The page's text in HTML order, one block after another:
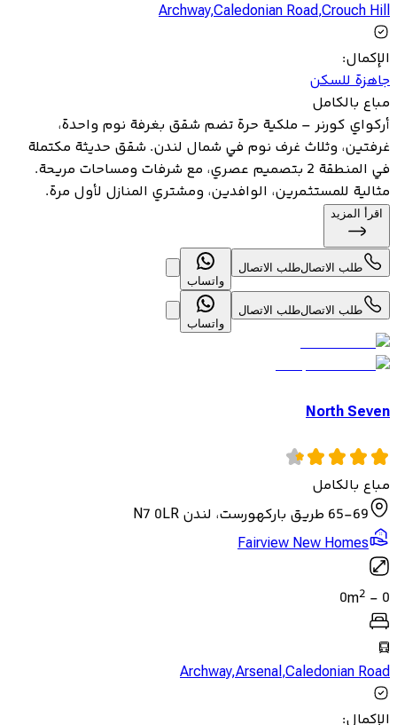
Archway,Caledonian Road,Crouch Hill
الإكمال:
جاهزة للسكن
مباع بالكامل
أركواي كورنر – ملكية حرة تضم شقق بغرفة نوم واحدة،
غرفتين، وثلاث غرف نوم في شمال لندن. شقق حديثة مكتملة
في المنطقة 2 بتصميم عصري، مع شرفات ومساحات مريحة.
مثالية للمستثمرين، الوافدين، ومشتري المنازل لأول مرة.
اقرأ المزيد
طلب الاتصالطلب الاتصال
واتساب
طلب الاتصالطلب الاتصال
واتساب
North Seven
مباع بالكامل
65-69 طريق باركهورست، لندن N7 0LR
Fairview New Homes
0
-
0m2
Archway,Arsenal,Caledonian Road
الإكمال: